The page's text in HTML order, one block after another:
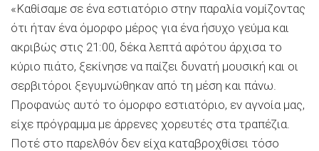
«Καθίσαμε σε ένα εστιατόριο στην παραλία νομίζοντας
ότι ήταν ένα όμορφο μέρος για ένα ήσυχο γεύμα και
ακριβώς στις 21:00, δέκα λεπτά αφότου άρχισα το
κύριο πιάτο, ξεκίνησε να παίζει δυνατή μουσική και οι
σερβιτόροι ξεγυμνώθηκαν από τη μέση και πάνω.
Προφανώς αυτό το όμορφο εστιατόριο, εν αγνοία μας,
είχε πρόγραμμα με άρρενες χορευτές στα τραπέζια.
Ποτέ στο παρελθόν δεν είχα καταβροχθίσει τόσο